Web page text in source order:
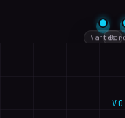
Nantes